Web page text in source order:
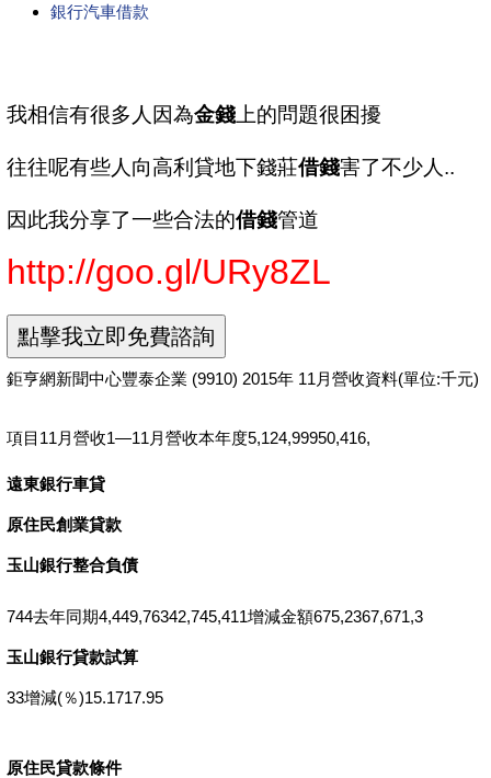
銀行汽車借款
我相信有很多人因為金錢 上的問題很困擾
往往呢有些人向高利貸地下錢莊借錢害了不少人..
因此我分享了一些合法的借錢管道
http://goo.gl/URy8ZL
鉅亨網新聞中心豐泰企業 (9910) 2015年 11月營收資料(單位:千元)
項目11月營收1—11月營收本年度5,124,99950,416,
遠東銀行車貸
原住民創業貸款
玉山銀行整合負債
744去年同期4,449,76342,745,411增減金額675,2367,671,3
玉山銀行貸款試算
33增減(％)15.1717.95
原住民貸款條件